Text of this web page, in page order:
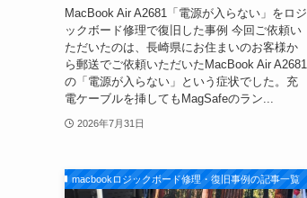
MacBook Air A2681「電源が入らない」をロジ
ックボード修理で復旧した事例 今回ご依頼い
ただいたのは、長崎県にお住まいのお客様か
ら郵送でご依頼いただいたMacBook Air A2681
の「電源が入らない」という症状でした。充
電ケーブルを挿してもMagSafeのラン...
2026年7月31日
macbookロジックボード修理・復旧事例の記事一覧